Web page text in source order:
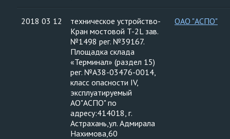
2018 03 12
техническое устройство-
Кран мостовой T-2L зав.
№1498 рег. №39167.
Площадка склада
«Терминал» (раздел 15)
рег. №А38-03476-0014,
класс опасности IV,
эксплуатируемый
АО"АСПО" по
адресу:414018, г.
Астрахань,ул. Адмирала
Нахимова,60
ОАО "АСПО"